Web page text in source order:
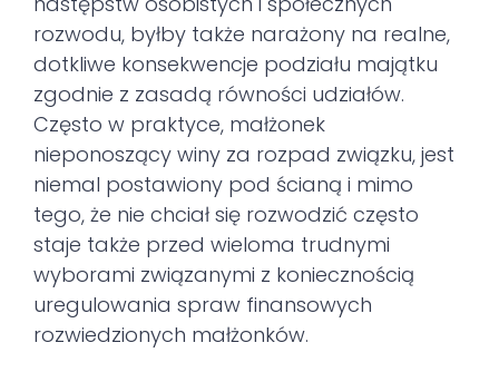
rozwodu, byłby także narażony na realne,
dotkliwe konsekwencje podziału majątku
zgodnie z zasadą równości udziałów.
Często w praktyce, małżonek
nieponoszący winy za rozpad związku, jest
niemal postawiony pod ścianą i mimo
tego, że nie chciał się rozwodzić często
staje także przed wieloma trudnymi
wyborami związanymi z koniecznością
uregulowania spraw finansowych
rozwiedzionych małżonków.